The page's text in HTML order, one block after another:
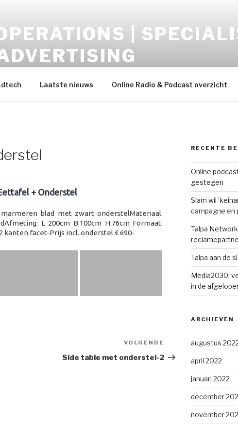
|
Laatste nieuws Online Radio & Podcast overzicht
+ Onderstel
blad met zwart onderstelMateriaal:
L 200cm B:100cm H:76cm Formaat:
kanten facet-Prijs incl. onderstel € 690-
Volgend
bericht
VOLGENDE
Side table met onderstel-2
RECENTE
Online
gestegen
Slam wil
campagne en
Talpa
Talpa aan de
Media2030:
in de
ARCHIEVEN
augustus
april 2022
januari 2022
december
november